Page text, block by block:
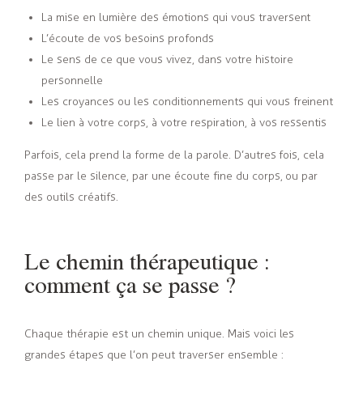
La mise en lumière des émotions qui vous traversent
L’écoute de vos besoins profonds
Le sens de ce que vous vivez, dans votre histoire
personnelle
Les croyances ou les conditionnements qui vous freinent
Le lien à votre corps, à votre respiration, à vos ressentis
Parfois, cela prend la forme de la parole. D’autres fois, cela
passe par le silence, par une écoute fine du corps, ou par
des outils créatifs.
Le chemin thérapeutique :
comment ça se passe ?
Chaque thérapie est un chemin unique. Mais voici les
grandes étapes que l’on peut traverser ensemble :